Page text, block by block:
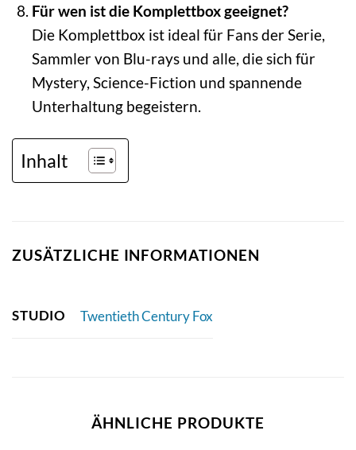
Für wen ist die Komplettbox geeignet?
Die Komplettbox ist ideal für Fans der Serie,
Sammler von Blu-rays und alle, die sich für
Mystery, Science-Fiction und spannende
Unterhaltung begeistern.
Inhalt
ZUSÄTZLICHE INFORMATIONEN
STUDIO Twentieth Century Fox
ÄHNLICHE PRODUKTE